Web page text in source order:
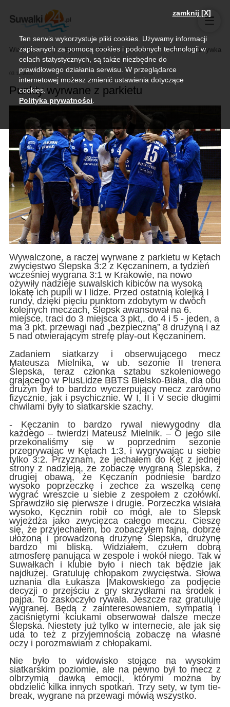
Wiadomości Sport Biznes, rolnictwo Kultura i rozrywka
03.12.2013
Punkty wyrwane z parkietu
Wywalczone, a raczej wyrwane z parkietu w Kętach
zwycięstwo Ślepska 3:2 z Kęczaninem, a tydzień
wcześniej wygrana 3:1 w Krakowie, na nowo
ożywiły nadzieje suwalskich kibiców na wysoką
lokatę ich pupili w I lidze. Przed ostatnią kolejką I
rundy, dzięki pięciu punktom zdobytym w dwóch
kolejnych meczach, Ślepsk awansował na 6.
miejsce, traci do 3 miejsca 3 pkt,. do 4 i 5 - jeden, a
ma 3 pkt. przewagi nad „bezpieczną” 8 drużyną i aż
5 nad otwierającym strefę play-out Kęczaninem.
Zadaniem siatkarzy i obserwującego mecz
Mateusza Mielnika, w ub. sezonie II trenera
Ślepska, teraz członka sztabu szkoleniowego
grającego w PlusLidze BBTS Bielsko-Biała, dla obu
drużyn był to bardzo wyczerpujący mecz zarówno
fizycznie, jak i psychicznie. W I, II i V secie długimi
chwilami były to siatkarskie szachy.
- Kęczanin to bardzo rywal niewygodny dla
każdego – twierdzi Mateusz Mielnik. – O jego sile
przekonaliśmy się w poprzednim sezonie
przegrywając w Kętach 1:3, i wygrywając u siebie
tylko 3:2. Przyznam, że jechałem do Kęt z jednej
strony z nadzieją, że zobaczę wygraną Ślepska, z
drugiej obawą, że Kęczanin podniesie bardzo
wysoko poprzeczkę i zechce za wszelką cenę
wygrać wreszcie u siebie z zespołem z czołówki.
Sprawdziło się pierwsze i drugie. Porzeczka wisiała
wysoko, Kęcznin robił co mógł, ale to Ślepsk
wyjeżdża jako zwycięzca całego meczu. Cieszę
się, że przyjechałem, bo zobaczyłem fajną, dobrze
ułożoną i prowadzoną drużynę Ślepska, drużynę
bardzo mi bliską. Widziałem, czułem dobrą
atmosferę panująca w zespole i wokół niego. Tak w
Suwałkach i klubie było i niech tak będzie jak
najdłużej. Gratuluję chłopakom zwycięstwa. Słowa
uznania dla Łukasza |Makowskiego za podjęcie
decyzji o przejściu z gry skrzydłami na środek i
pajpa. To zaskoczyło rywala. Jeszcze raz gratuluję
wygranej. Będą z zainteresowaniem, sympatią i
zaciśniętymi kciukami obserwował dalsze mecze
Ślepska. Niestety już tylko w internecie, ale jak się
uda to też z przyjemnością zobaczę na własne
oczy i porozmawiam z chłopakami.
Nie było to widowisko stojące na wysokim
siatkarskim poziomie, ale na pewno był to mecz z
olbrzymią dawką emocji, którymi można by
obdzielić kilka innych spotkań. Trzy sety, w tym tie-
break, wygrane na przewagi mówią wszystko.
zamknij [X]
Ten serwis wykorzystuje pliki cookies. Używamy informacji
zapisanych za pomocą cookies i podobnych technologii w
celach statystycznych, są także niezbędne do
prawidłowego działania serwisu. W przeglądarce
internetowej możesz zmienić ustawienia dotyczące
cookies.
Polityka prywatności